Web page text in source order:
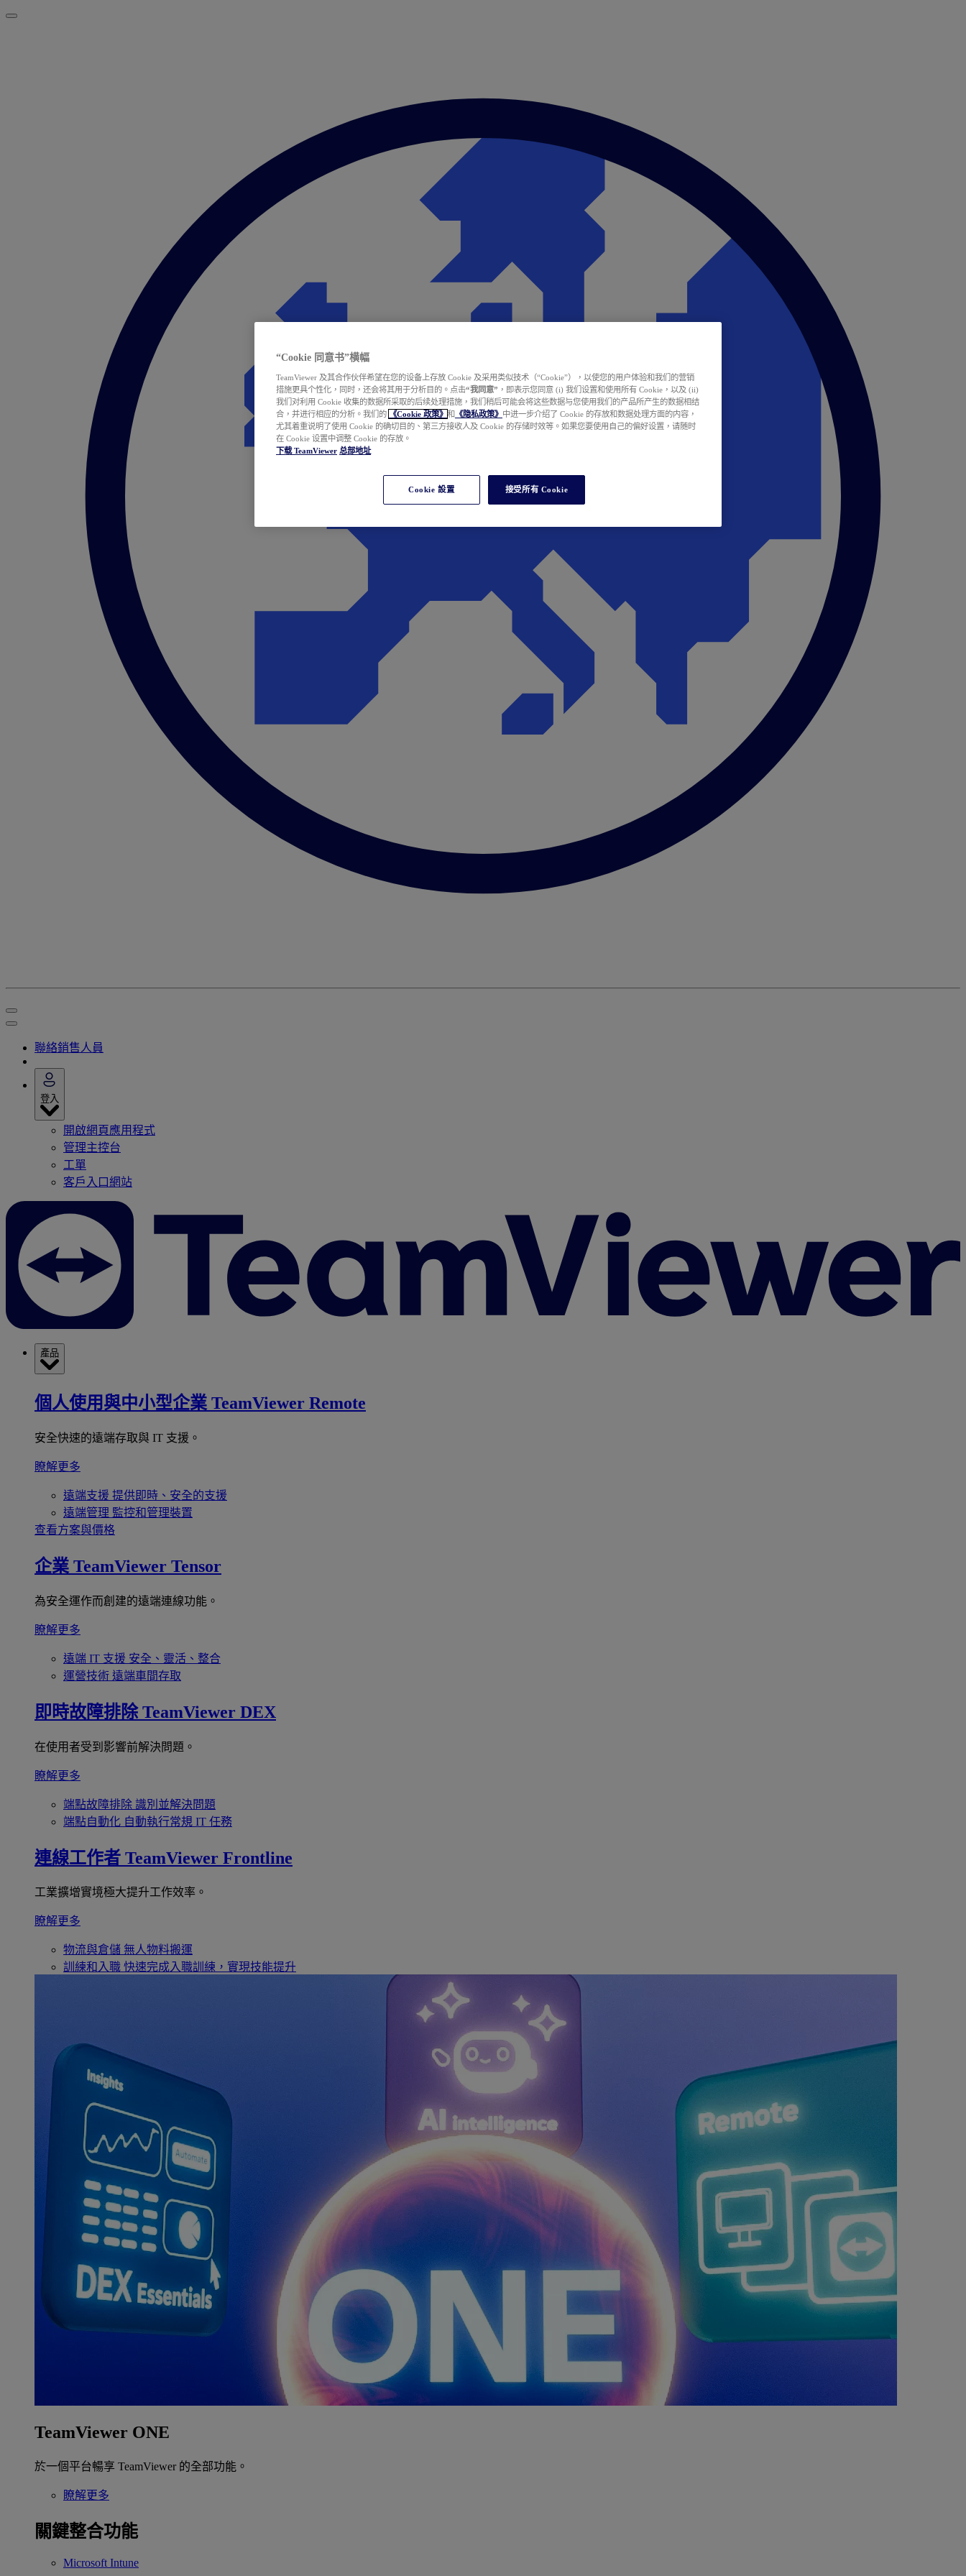
聯絡銷售人員
登入
開啟網頁應用程式
管理主控台
工單
客戶入口網站
產品
個人使用與中小型企業 TeamViewer Remote
安全快速的遠端存取與 IT 支援。
瞭解更多
遠端支援 提供即時、安全的支援
遠端管理 監控和管理裝置
查看方案與價格
企業 TeamViewer Tensor
為安全運作而創建的遠端連線功能。
瞭解更多
遠端 IT 支援 安全、靈活、整合
運營技術 遠端車間存取
即時故障排除 TeamViewer DEX
在使用者受到影響前解決問題。
瞭解更多
端點故障排除 識別並解決問題
端點自動化 自動執行常規 IT 任務
連線工作者 TeamViewer Frontline
工業擴增實境極大提升工作效率。
瞭解更多
物流與倉儲 無人物料搬運
訓練和入職 快速完成入職訓練，實現技能提升
TeamViewer ONE
於一個平台暢享 TeamViewer 的全部功能。
瞭解更多
關鍵整合功能
Microsoft Intune
“Cookie 同意书”横幅
TeamViewer 及其合作伙伴希望在您的设备上存放 Cookie 及采用类似技术（“Cookie”），以使您的用户体验和我们的营销
措施更具个性化，同时，还会将其用于分析目的。点击“我同意” ，即表示您同意 (i) 我们设置和使用所有 Cookie，以及 (ii)
我们对利用 Cookie 收集的数据所采取的后续处理措施，我们稍后可能会将这些数据与您使用我们的产品所产生的数据相结
合，并进行相应的分析。我们的
《Cookie 政策》 和 《隐私政策》 中进一步介绍了 Cookie 的存放和数据处理方面的内容，
尤其着重说明了使用 Cookie 的确切目的、第三方接收人及 Cookie 的存储时效等。如果您要使用自己的偏好设置，请随时
在 Cookie 设置中调整 Cookie 的存放。
下载 TeamViewer 总部地址
Cookie 設置 接受所有 Cookie